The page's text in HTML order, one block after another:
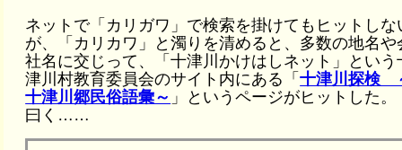
ネットで「カリガワ」で検索を掛けてもヒットしな
が、「カリカワ」と濁りを清めると、多数の地名や
社名に交じって、「十津川かけはしネット」という
津川村教育委員会のサイト内にある「十津川探検
十津川郷民俗語彙～ 」というページがヒットした。
曰く……